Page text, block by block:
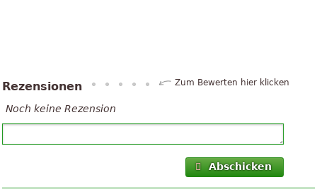
Rezensionen Zum Bewerten hier klicken
Noch keine Rezension
Abschicken